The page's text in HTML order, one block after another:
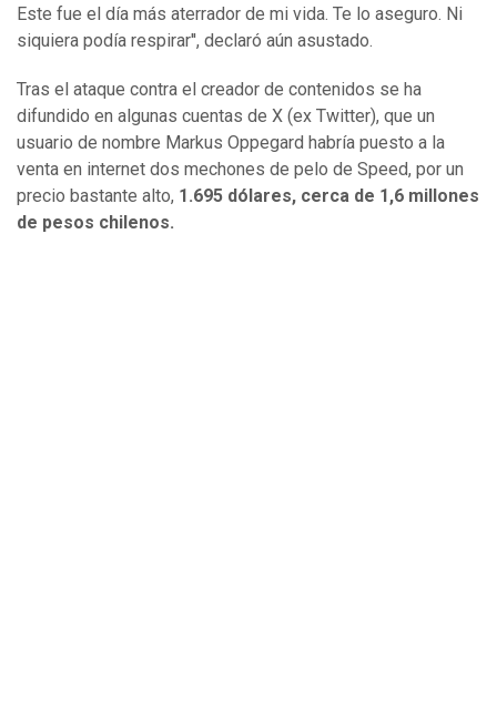
Este fue el día más aterrador de mi vida. Te lo aseguro. Ni
siquiera podía respirar'', declaró aún asustado.
Tras el ataque contra el creador de contenidos se ha
difundido en algunas cuentas de X (ex Twitter), que un
usuario de nombre Markus Oppegard habría puesto a la
venta en internet dos mechones de pelo de Speed, por un
precio bastante alto, 1.695 dólares, cerca de 1,6 millones
de pesos chilenos.